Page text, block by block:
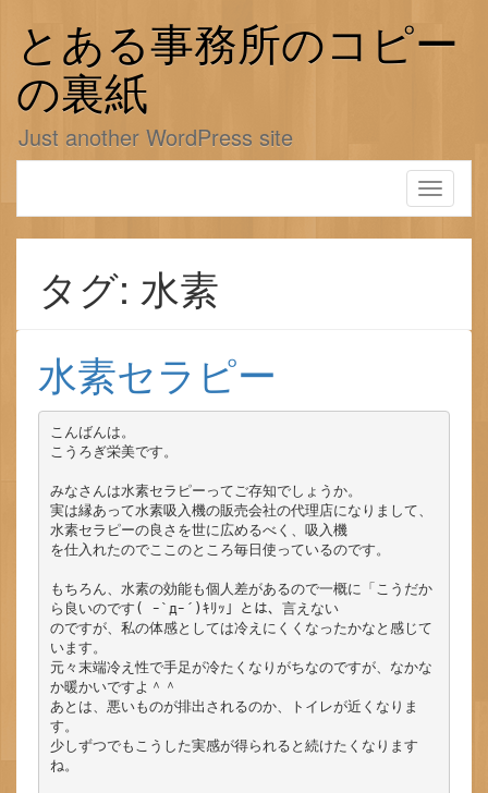
とある事務所のコピー
の裏紙
Just another WordPress site
Toggle
タグ: 水素
水素セラピー
こんばんは。
こうろぎ栄美です。
みなさんは水素セラピーってご存知でしょうか。
実は縁あって水素吸入機の販売会社の代理店になりまして、
水素セラピーの良さを世に広めるべく、吸入機
を仕入れたのでここのところ毎日使っているのです。
もちろん、水素の効能も個人差があるので一概に「こうだか
ら良いのです( ｰ`дｰ´)ｷﾘｯ」とは、言えない
のですが、私の体感としては冷えにくくなったかなと感じて
います。
元々末端冷え性で手足が冷たくなりがちなのですが、なかな
か暖かいですよ＾＾
あとは、悪いものが排出されるのか、トイレが近くなりま
す。
少しずつでもこうした実感が得られると続けたくなります
ね。